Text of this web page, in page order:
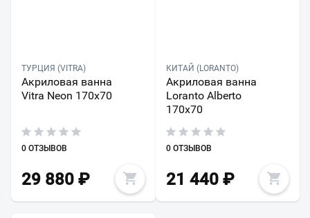
ТУРЦИЯ (VITRA)
Акриловая ванна
Vitra Neon 170х70
0 ОТЗЫВОВ
29 880 ₽
КИТАЙ (LORANTO)
Акриловая ванна
Loranto Alberto
170х70
0 ОТЗЫВОВ
21 440₽